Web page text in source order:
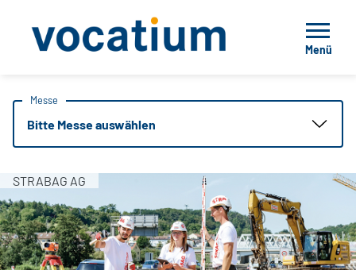
Menü
Messe
Bitte Messe auswählen
STRABAG AG